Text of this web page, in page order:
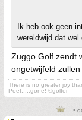
Ik heb ook geen
wereldwijd dat wel
Zuggo Golf zendt
ongetwijfeld
There is no greater joy
Poef.....gone! ©golfer
•